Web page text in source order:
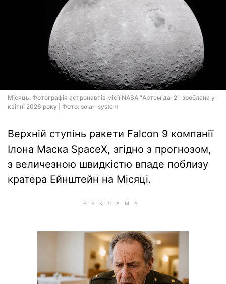
Місяць. Фотографія астронавтів місії NASA "Артеміда-2", зроблена у
квітні 2026 року | Фото: solar-system
Верхній ступінь ракети Falcon 9 компанії
Ілона Маска SpaceX, згідно з прогнозом,
з величезною швидкістю впаде поблизу
кратера Ейнштейн на Місяці.